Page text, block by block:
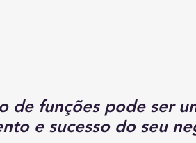
de funções pode ser
e sucesso do seu